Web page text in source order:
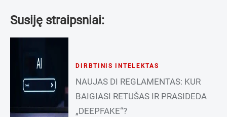
Susiję straipsniai:
DIRBTINIS INTELEKTAS
NAUJAS DI REGLAMENTAS: KUR
BAIGIASI RETUŠAS IR PRASIDEDA
„DEEPFAKE“?